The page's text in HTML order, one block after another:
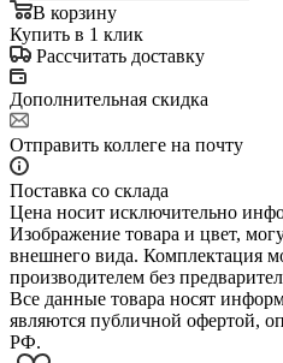
В корзину
Купить в 1 клик
Рассчитать доставку
Дополнительная скидка
Отправить коллеге на почту
Поставка со склада
Цена носит исключительно
Изображение товара и цвет,
внешнего вида. Комплектация
производителем без
Все данные товара носят
являются публичной офертой,
РФ.